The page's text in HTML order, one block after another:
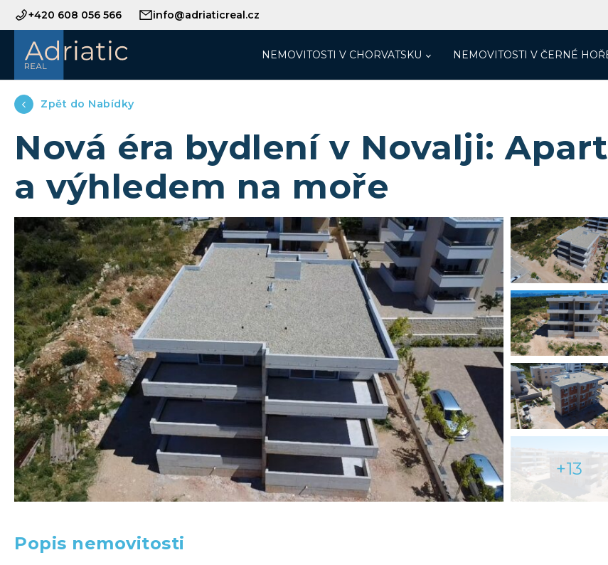
+420 608 056 566 info@adriaticreal.cz
NEMOVITOSTI V CHORVATSKU NEMOVITOSTI V ČERNÉ
Zpět do Nabídky
Nová éra bydlení v Novalji:
a výhledem na moře
+13
Popis nemovitosti